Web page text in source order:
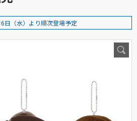
日（水）より順次登場予定